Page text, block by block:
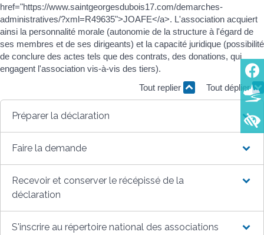
href="https://www.saintgeorgesdubois17.com/demarches-
administratives/?xml=R49635">JOAFE</a>. L'association acquiert
ainsi la personnalité morale (autonomie de la structure à l'égard de
ses membres et de ses dirigeants) et la capacité juridique (possibilité
de conclure des actes tels que des contrats, des donations, qui
engagent l'association vis-à-vis des tiers).
Tout replier
Tout déplier
Préparer la déclaration
Faire la demande
Recevoir et conserver le récépissé de la
déclaration
S'inscrire au répertoire national des associations